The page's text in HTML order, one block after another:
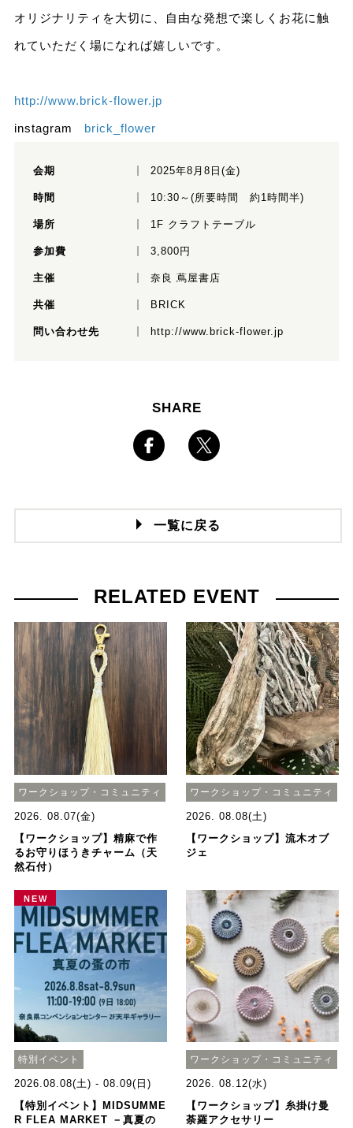
オリジナリティを大切に、自由な発想で楽しくお花に触
れていただく場になれば嬉しいです。
http://www.brick-flower.jp
instagram brick_flower
会期 2025年8月8日(金)
時間 10:30～(所要時間 約1時間半)
場所 1F クラフトテーブル
参加費 3,800円
主催 奈良 蔦屋書店
共催 BRICK
問い合わせ先 http://www.brick-flower.jp
SHARE
一覧に戻る
RELATED EVENT
ワークショップ・コミュニティ
2026. 08.07(金)
【ワークショップ】精麻で作
るお守りほうきチャーム（天
然石付）
ワークショップ・コミュニティ
2026. 08.08(土)
【ワークショップ】流木オブ
ジェ
NEW
特別イベント
2026.08.08(土) - 08.09(日)
【特別イベント】MIDSUMME
R FLEA MARKET －真夏の
ワークショップ・コミュニティ
2026. 08.12(水)
【ワークショップ】糸掛け曼
荼羅アクセサリー